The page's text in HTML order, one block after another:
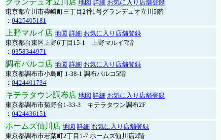
グランデュオ立川店 地図 詳細 お気に入り店舗登録
東京都立川市柴崎町三丁目2番1号グランデュオ立川5階
： 0425405181
上野マルイ店 地図 詳細 お気に入り店舗登録
東京都台東区上野6丁目15-1 上野マルイ7階
： 0358344971
調布パルコ店 地図 詳細 お気に入り店舗登録
東京都調布市小島町 1-38-1 調布パルコ5階
： 0424401734
キテラタウン調布店 地図 詳細 お気に入り店舗登録
東京都調布市菊野台1-33-3 キテラタウン調布2F
： 0424436151
ホームズ仙川店 地図 詳細 お気に入り店舗登録
東京都調布市若葉町2丁目1-7 ホームズ仙川店2階